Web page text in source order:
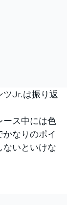
ツJr.は振り返
ース中には色
なりのポイ
ないといけな